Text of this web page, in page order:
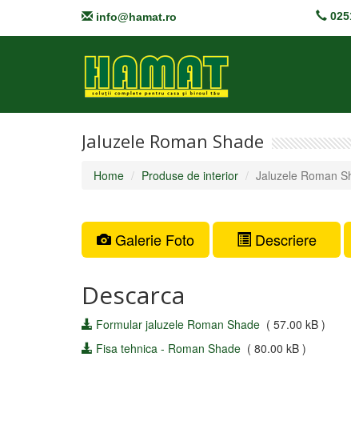
info@hamat.ro
Jaluzele Roman Shade
Home Produse de interior Jaluzele Roman
Galerie Foto Descriere
Descarca
Formular jaluzele Roman Shade ( 57.00 kB )
Fisa tehnica - Roman Shade ( 80.00 kB )